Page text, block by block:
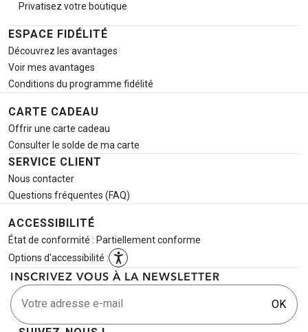
Privatisez votre boutique
ESPACE FIDÉLITÉ
Découvrez les avantages
Voir mes avantages
Conditions du programme fidélité
CARTE CADEAU
Offrir une carte cadeau
Consulter le solde de ma carte
SERVICE CLIENT
Nous contacter
Questions fréquentes (FAQ)
ACCESSIBILITÉ
État de conformité : Partiellement conforme
Options d'accessibilité :
INSCRIVEZ VOUS À LA NEWSLETTER
Votre adresse e-mail OK